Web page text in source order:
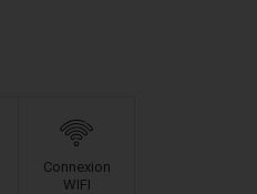
Connexion
WIFI